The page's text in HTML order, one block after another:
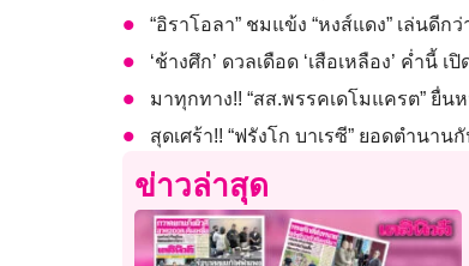
“อิราโอลา” ชมแข้ง “หงส์แดง” เล่นดีกว่
‘ช้างศึก’ ดวลเดือด ‘เสือเหลือง’ ค่ำนี้ เ
มาทุกทาง!! “สส.พรรคเดโมแครต” ยื่น
สุดเศร้า!! “ฟรังโก บาเรซี” ยอดตำนาน
ข่าวล่าสุด